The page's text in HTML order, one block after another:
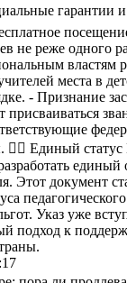
гарантии
не реже одного
властям
места в
- Признание
присваиваться
👮‍♂️ Единый статус
единый
Этот документ
Указ уже
подход к